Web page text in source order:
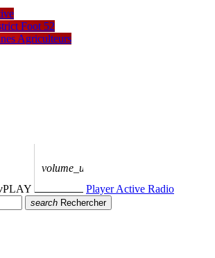
Foot 52
Agriculteurs
PLAY
volume_up
Player Active Radio
search Rechercher